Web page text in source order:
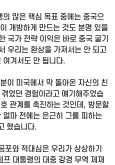
많은 핵심 목표 중에는 중국으
개방하게 만드는 것도 분명 있을
국가 전략 이익은 바로 중국 굴기
우리는 환상을 가져서는 안 되고
여겨서도 안 됩니다.
이 미국에서 막 돌아온 자신의 친
었던 경험이라고 얘기해주었습
관계를 촉진하는 것인데, 방문할
마 전에는 은근히 그를 피하는
했습니다.
포와 적대심은 우리가 상상하기
대통령의 대중 강경 무역 제재